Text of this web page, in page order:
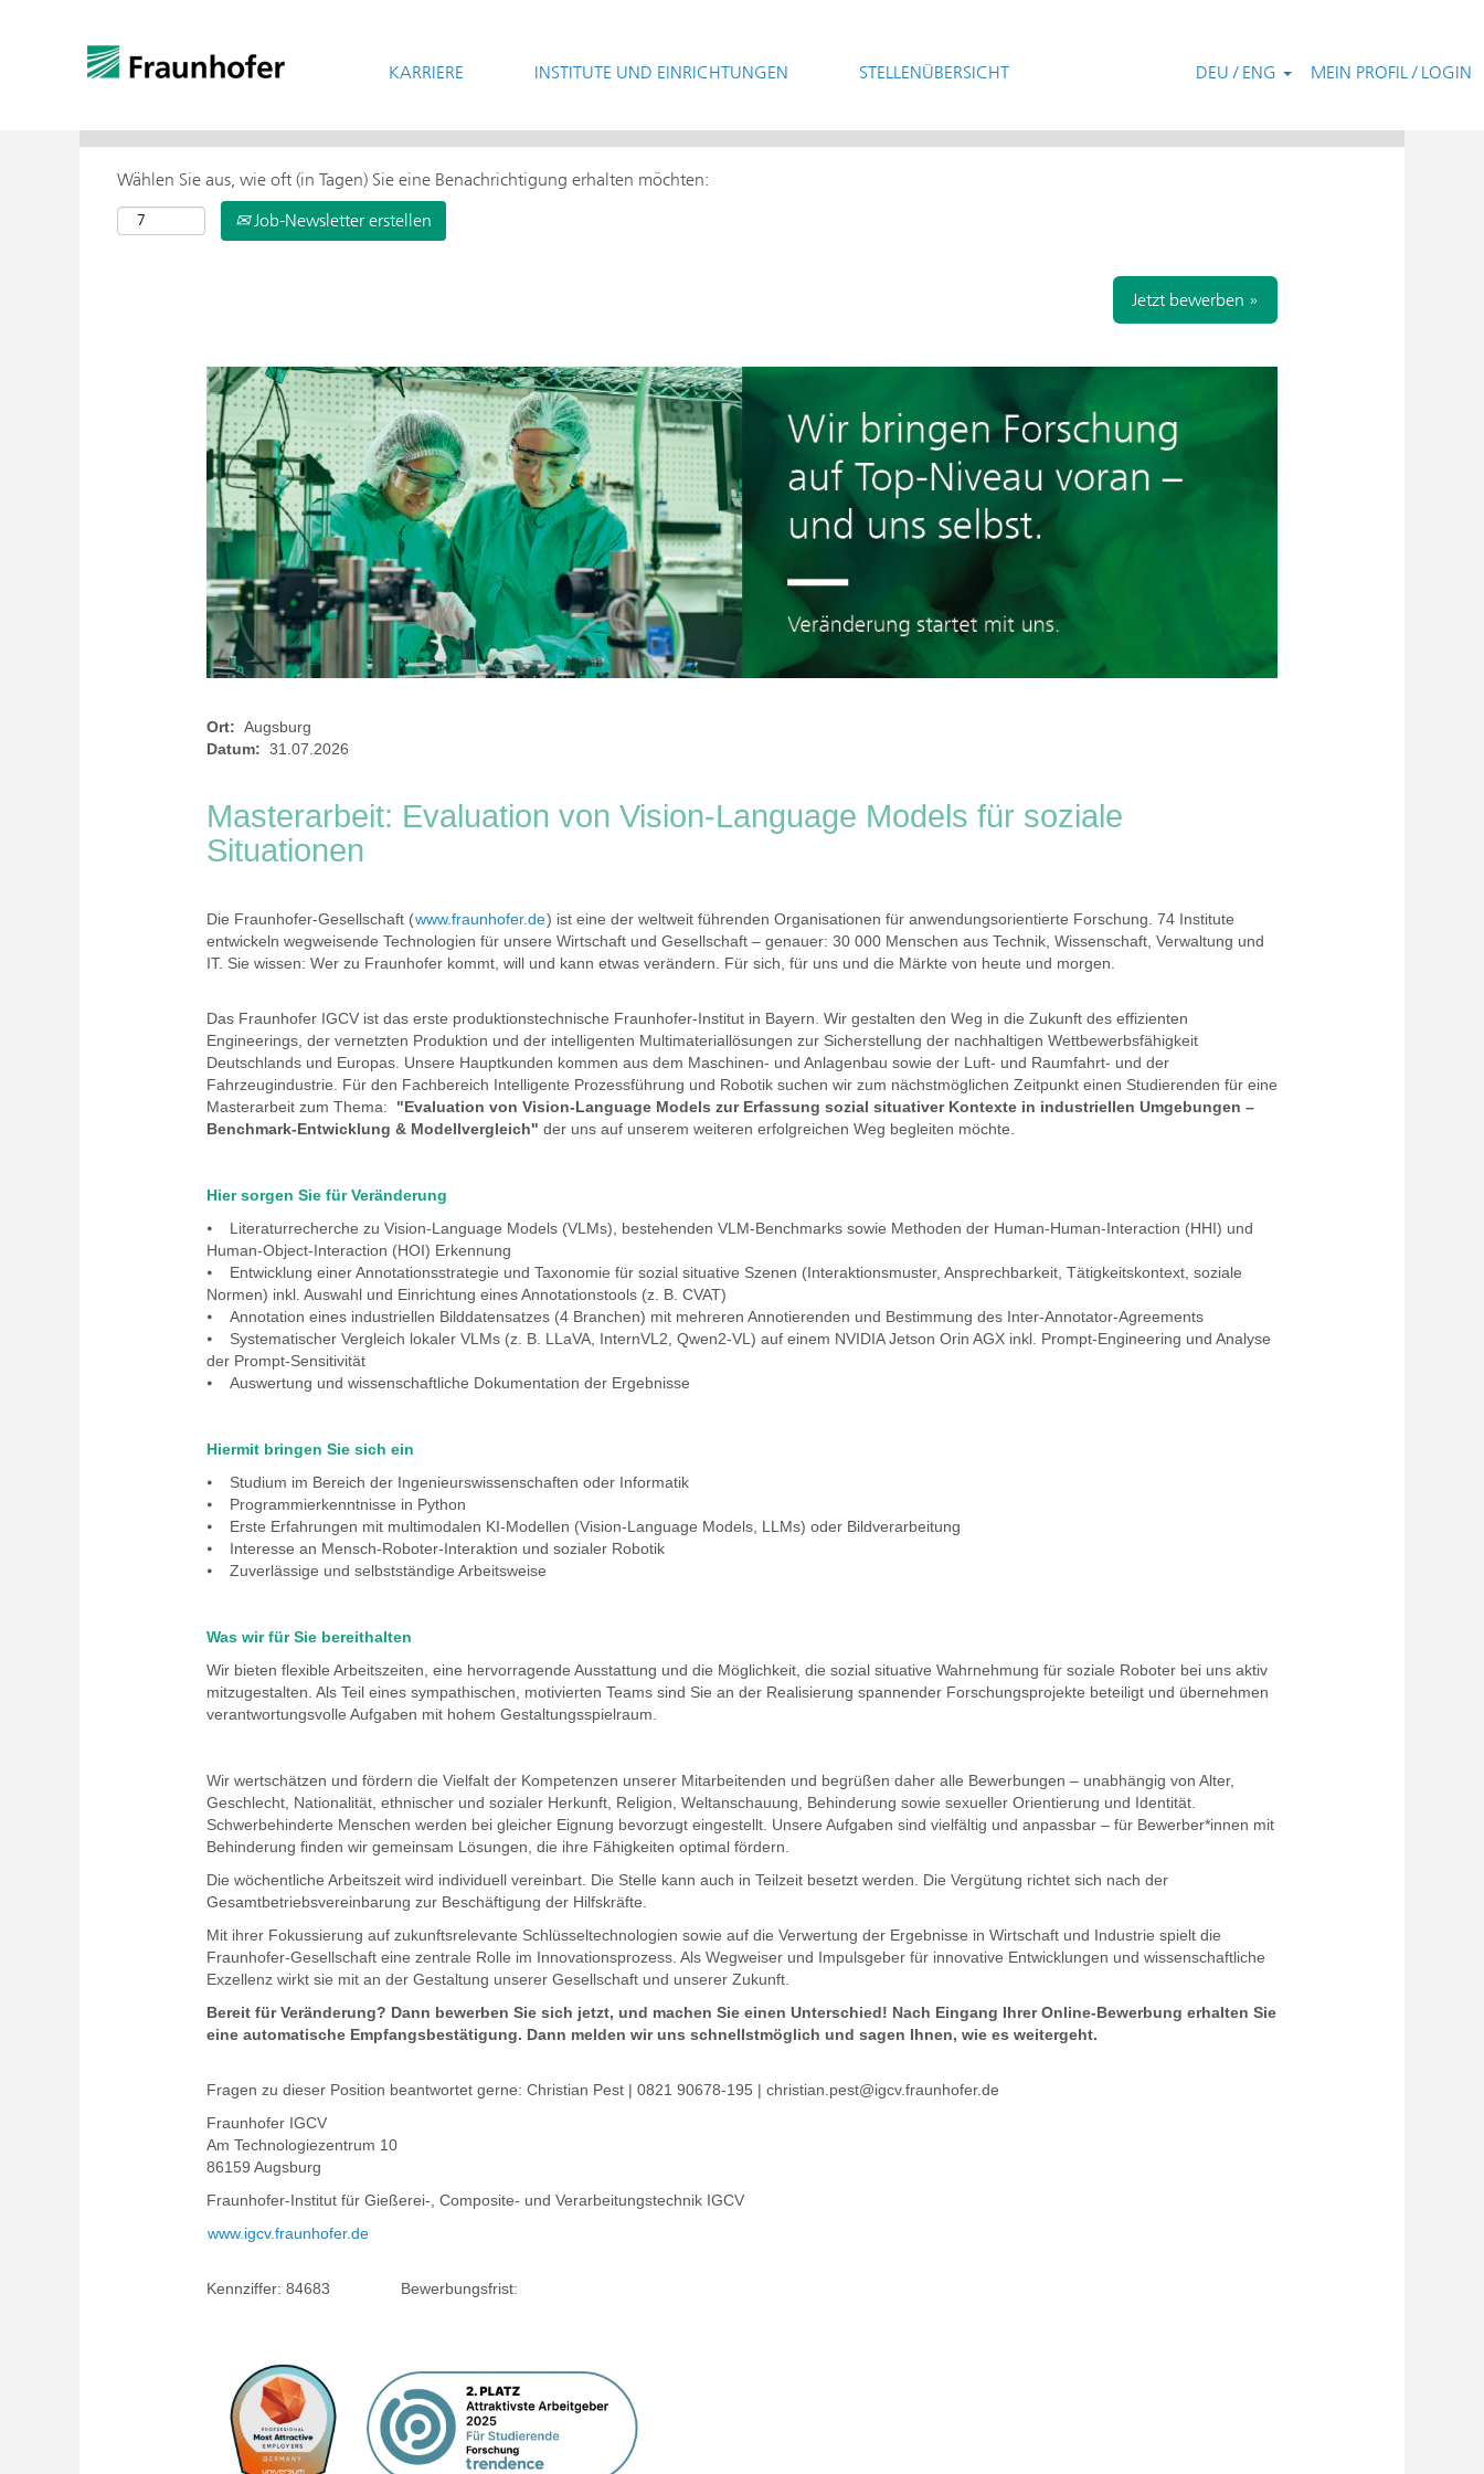
KARRIERE INSTITUTE UND EINRICHTUNGEN STELLENÜBERSICHT DEU / ENG MEIN PROFIL / LOGIN
> Weitere Suchoptionen
Wählen Sie aus, wie oft (in Tagen) Sie eine Benachrichtigung erhalten möchten:
Job-Newsletter erstellen
Jetzt bewerben »
Ort: Augsburg
Datum: 31.07.2026
Masterarbeit: Evaluation von Vision-Language Models für soziale
Situationen
Die Fraunhofer-Gesellschaft (www.fraunhofer.de) ist eine der weltweit führenden Organisationen für anwendungsorientierte Forschung. 74 Institute
entwickeln wegweisende Technologien für unsere Wirtschaft und Gesellschaft – genauer: 30 000 Menschen aus Technik, Wissenschaft, Verwaltung und
IT. Sie wissen: Wer zu Fraunhofer kommt, will und kann etwas verändern. Für sich, für uns und die Märkte von heute und morgen.
Das Fraunhofer IGCV ist das erste produktionstechnische Fraunhofer-Institut in Bayern. Wir gestalten den Weg in die Zukunft des effizienten
Engineerings, der vernetzten Produktion und der intelligenten Multimateriallösungen zur Sicherstellung der nachhaltigen Wettbewerbsfähigkeit
Deutschlands und Europas. Unsere Hauptkunden kommen aus dem Maschinen- und Anlagenbau sowie der Luft- und Raumfahrt- und der
Fahrzeugindustrie. Für den Fachbereich Intelligente Prozessführung und Robotik suchen wir zum nächstmöglichen Zeitpunkt einen Studierenden für eine
Masterarbeit zum Thema: "Evaluation von Vision-Language Models zur Erfassung sozial situativer Kontexte in industriellen Umgebungen –
Benchmark-Entwicklung & Modellvergleich" der uns auf unserem weiteren erfolgreichen Weg begleiten möchte.
Hier sorgen Sie für Veränderung
⦁ Literaturrecherche zu Vision-Language Models (VLMs), bestehenden VLM-Benchmarks sowie Methoden der Human-Human-Interaction (HHI) und
Human-Object-Interaction (HOI) Erkennung
⦁ Entwicklung einer Annotationsstrategie und Taxonomie für sozial situative Szenen (Interaktionsmuster, Ansprechbarkeit, Tätigkeitskontext, soziale
Normen) inkl. Auswahl und Einrichtung eines Annotationstools (z. B. CVAT)
⦁ Annotation eines industriellen Bilddatensatzes (4 Branchen) mit mehreren Annotierenden und Bestimmung des Inter-Annotator-Agreements
⦁ Systematischer Vergleich lokaler VLMs (z. B. LLaVA, InternVL2, Qwen2-VL) auf einem NVIDIA Jetson Orin AGX inkl. Prompt-Engineering und Analyse
der Prompt-Sensitivität
⦁ Auswertung und wissenschaftliche Dokumentation der Ergebnisse
Hiermit bringen Sie sich ein
⦁ Studium im Bereich der Ingenieurswissenschaften oder Informatik
⦁ Programmierkenntnisse in Python
⦁ Erste Erfahrungen mit multimodalen KI-Modellen (Vision-Language Models, LLMs) oder Bildverarbeitung
⦁ Interesse an Mensch-Roboter-Interaktion und sozialer Robotik
⦁ Zuverlässige und selbstständige Arbeitsweise
Was wir für Sie bereithalten
Wir bieten flexible Arbeitszeiten, eine hervorragende Ausstattung und die Möglichkeit, die sozial situative Wahrnehmung für soziale Roboter bei uns aktiv
mitzugestalten. Als Teil eines sympathischen, motivierten Teams sind Sie an der Realisierung spannender Forschungsprojekte beteiligt und übernehmen
verantwortungsvolle Aufgaben mit hohem Gestaltungsspielraum.
Wir wertschätzen und fördern die Vielfalt der Kompetenzen unserer Mitarbeitenden und begrüßen daher alle Bewerbungen – unabhängig von Alter,
Geschlecht, Nationalität, ethnischer und sozialer Herkunft, Religion, Weltanschauung, Behinderung sowie sexueller Orientierung und Identität.
Schwerbehinderte Menschen werden bei gleicher Eignung bevorzugt eingestellt. Unsere Aufgaben sind vielfältig und anpassbar – für Bewerber*innen mit
Behinderung finden wir gemeinsam Lösungen, die ihre Fähigkeiten optimal fördern.
Die wöchentliche Arbeitszeit wird individuell vereinbart. Die Stelle kann auch in Teilzeit besetzt werden. Die Vergütung richtet sich nach der
Gesamtbetriebsvereinbarung zur Beschäftigung der Hilfskräfte.
Mit ihrer Fokussierung auf zukunftsrelevante Schlüsseltechnologien sowie auf die Verwertung der Ergebnisse in Wirtschaft und Industrie spielt die
Fraunhofer-Gesellschaft eine zentrale Rolle im Innovationsprozess. Als Wegweiser und Impulsgeber für innovative Entwicklungen und wissenschaftliche
Exzellenz wirkt sie mit an der Gestaltung unserer Gesellschaft und unserer Zukunft.
Bereit für Veränderung? Dann bewerben Sie sich jetzt, und machen Sie einen Unterschied! Nach Eingang Ihrer Online-Bewerbung erhalten Sie
eine automatische Empfangsbestätigung. Dann melden wir uns schnellstmöglich und sagen Ihnen, wie es weitergeht.
Fragen zu dieser Position beantwortet gerne: Christian Pest | 0821 90678-195 | christian.pest@igcv.fraunhofer.de
Fraunhofer IGCV
Am Technologiezentrum 10
86159 Augsburg
Fraunhofer-Institut für Gießerei-, Composite- und Verarbeitungstechnik IGCV
www.igcv.fraunhofer.de
Kennziffer: 84683 Bewerbungsfrist: